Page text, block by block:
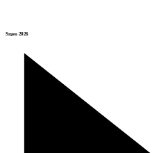
Srpen 2026